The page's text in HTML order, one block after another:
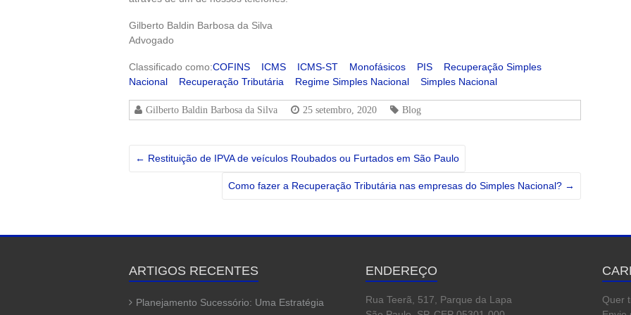
Gilberto Baldin Barbosa da Silva
Advogado
Classificado como:COFINS ICMS ICMS-ST Monofásicos PIS
Recuperação Simples
Nacional
Recuperação Tributária Regime Simples Nacional Simples Nacional
Gilberto Baldin Barbosa da Silva 25 setembro, 2020 Blog
← Restituição de IPVA de veículos Roubados ou Furtados em São Paulo
Como fazer a Recuperação Tributária nas empresas do Simples Nacional? →
ARTIGOS RECENTES
Planejamento Sucessório: Uma Estratégia
ENDEREÇO
Rua Teerã, 517, Parque da Lapa
Quer